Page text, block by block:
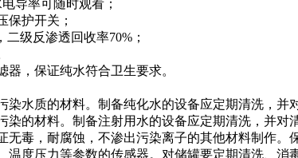
导率可随时观看；
保护开关；
级反渗透回收率70%；
，保证纯水符合卫生要求。
水质的材料。制备纯化水的设备应定期清洗，并
的材料。制备注射用水的设备应定期清洗，并对
毒，耐腐蚀，不渗出污染离子的其他材料制作
度压力等参数的传感器。对储罐要定期清洗、消